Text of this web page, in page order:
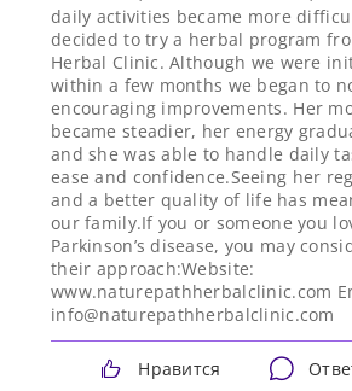
daily activities became more
decided to try a herbal program
Herbal Clinic. Although we were
within a few months we began to
encouraging improvements. Her
became steadier, her energy
and she was able to handle daily
ease and confidence.Seeing her
and a better quality of life has
our family.If you or someone you
Parkinson’s disease, you may
their approach:Website:
www.naturepathherbalclinic.com
info@naturepathherbalclinic.com
Нравится